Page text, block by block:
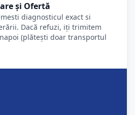
și Ofertă
diagnosticul exact si
Dacă refuzi, iți trimitem
(plătești doar transportul